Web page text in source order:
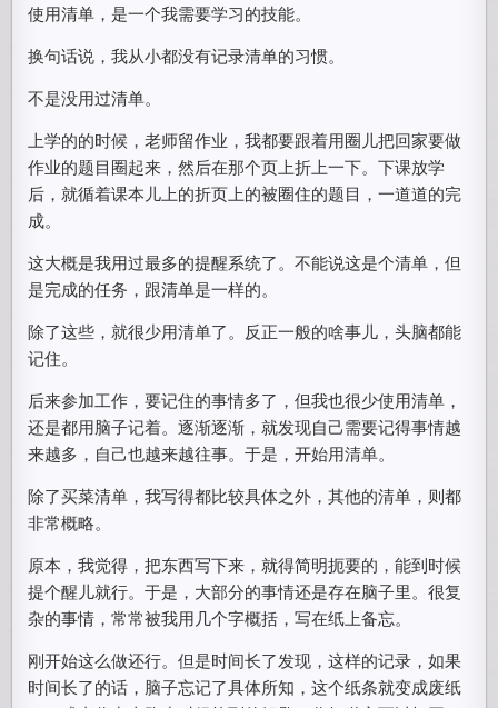
使用清单，是一个我需要学习的技能。
换句话说，我从小都没有记录清单的习惯。
不是没用过清单。
上学的的时候，老师留作业，我都要跟着用圈儿把回家要做
作业的题目圈起来，然后在那个页上折上一下。下课放学
后，就循着课本儿上的折页上的被圈住的题目，一道道的完
成。
这大概是我用过最多的提醒系统了。不能说这是个清单，但
是完成的任务，跟清单是一样的。
除了这些，就很少用清单了。反正一般的啥事儿，头脑都能
记住。
后来参加工作，要记住的事情多了，但我也很少使用清单，
还是都用脑子记着。逐渐逐渐，就发现自己需要记得事情越
来越多，自己也越来越往事。于是，开始用清单。
除了买菜清单，我写得都比较具体之外，其他的清单，则都
非常概略。
原本，我觉得，把东西写下来，就得简明扼要的，能到时候
提个醒儿就行。于是，大部分的事情还是存在脑子里。很复
杂的事情，常常被我用几个字概括，写在纸上备忘。
刚开始这么做还行。但是时间长了发现，这样的记录，如果
时间长了的话，脑子忘记了具体所知，这个纸条就变成废纸